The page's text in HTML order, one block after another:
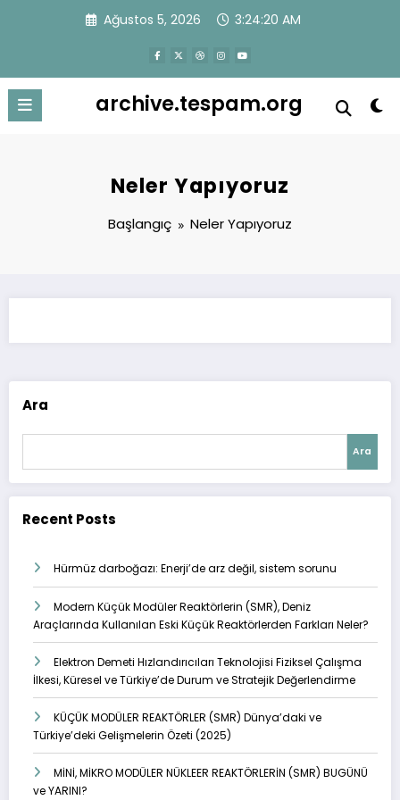
Ağustos 5, 2026 3:24:20 AM
archive.tespam.org
Neler Yapıyoruz
Başlangıç Neler Yapıyoruz
Ara
Ara
Recent Posts
Hürmüz darboğazı: Enerji’de arz değil, sistem sorunu
Modern Küçük Modüler Reaktörlerin (SMR), Deniz
Araçlarında Kullanılan Eski Küçük Reaktörlerden Farkları Neler?
Elektron Demeti Hızlandırıcıları Teknolojisi Fiziksel Çalışma
İlkesi, Küresel ve Türkiye’de Durum ve Stratejik Değerlendirme
KÜÇÜK MODÜLER REAKTÖRLER (SMR) Dünya’daki ve
Türkiye’deki Gelişmelerin Özeti (2025)
MİNİ, MİKRO MODÜLER NÜKLEER REAKTÖRLERİN (SMR) BUGÜNÜ
ve YARINI?